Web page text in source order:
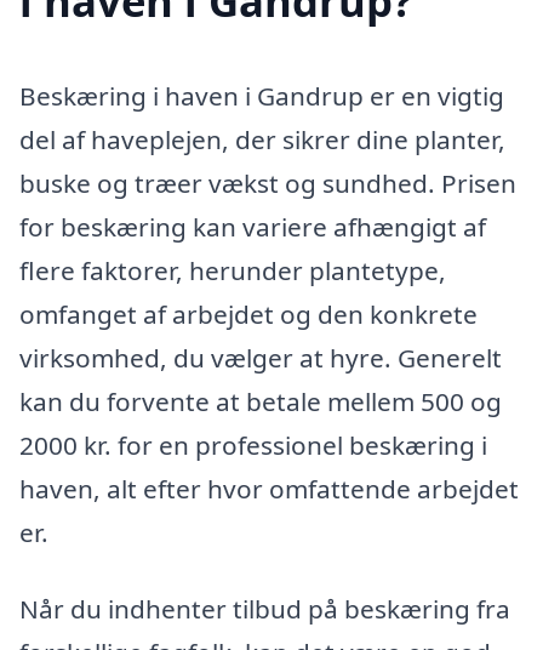
Beskæring i haven i Gandrup er en vigtig
del af haveplejen, der sikrer dine planter,
buske og træer vækst og sundhed. Prisen
for beskæring kan variere afhængigt af
flere faktorer, herunder plantetype,
omfanget af arbejdet og den konkrete
virksomhed, du vælger at hyre. Generelt
kan du forvente at betale mellem 500 og
2000 kr. for en professionel beskæring i
haven, alt efter hvor omfattende arbejdet
er.
Når du indhenter tilbud på beskæring fra